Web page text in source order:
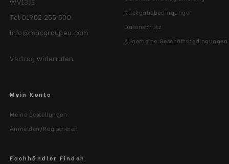
Tel 01902 255 500
info@macgroupeu.com
Vertrag widerrufen
Rückgabebedingungen
Datenschutz
Allgemeine Geschäftsbedingungen
Mein Konto
Meine Bestellungen
Anmelden/Registrieren
Fachhändler Finden